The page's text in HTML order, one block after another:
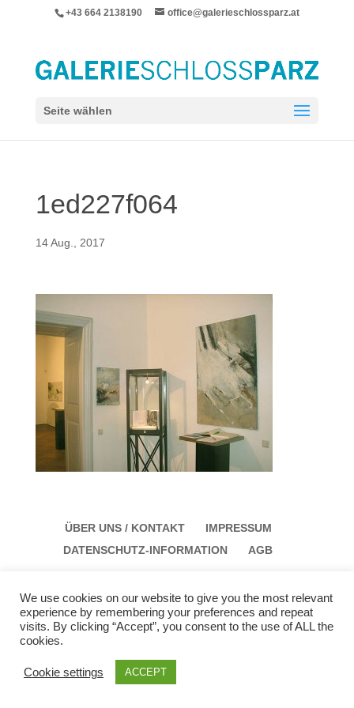
+43 664 2138190 office@galerieschlossparz.at
Seite wählen
1ed227f064
14 Aug., 2017
ÜBER UNS / KONTAKT
IMPRESSUM
DATENSCHUTZ-INFORMATION
AGB
Galerie Schloss Parz Kunstzentrum OG
Öffungszeiten: Sonntag: 14:00 bis 17:00 Montag:
12:00 bis 15:00
We use cookies on our website to give you the most relevant
experience by remembering your preferences and repeat
visits. By clicking “Accept”, you consent to the use of ALL the
cookies.
Cookie settings ACCEPT